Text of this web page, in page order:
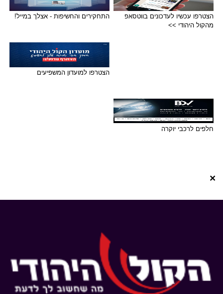
הצטרפו עכשיו לעדכונים בווטסאפ
מהקול היהודי >>
התחקירים והחשיפות - אצלך במייל!
הצטרפו למועדון המשפיעים
חלפים לרכבי יוקרה
×